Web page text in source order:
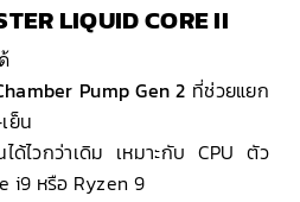
LIQUID CORE II
Pump Gen 2 ที่ช่วยแยก
ย็น
ได้ไวกว่าเดิม เหมาะกับ CPU ตัว
i9 หรือ Ryzen 9